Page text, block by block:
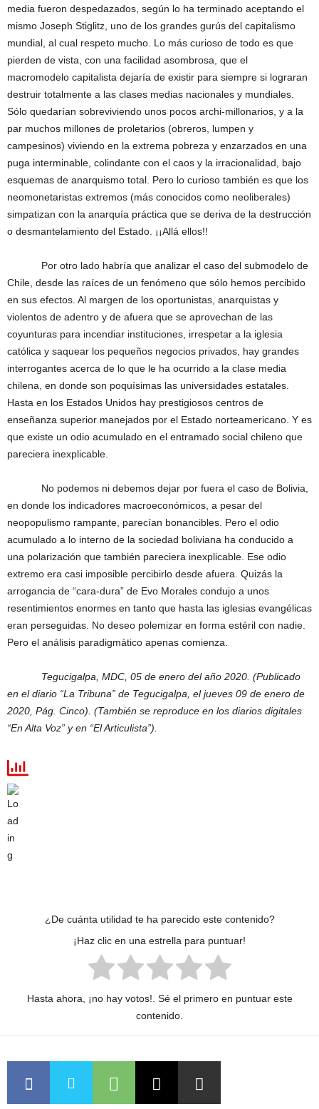
media fueron despedazados, según lo ha terminado aceptando el
mismo Joseph Stiglitz, uno de los grandes gurús del capitalismo
mundial, al cual respeto mucho. Lo más curioso de todo es que
pierden de vista, con una facilidad asombrosa, que el
macromodelo capitalista dejaría de existir para siempre si lograran
destruir totalmente a las clases medias nacionales y mundiales.
Sólo quedarían sobreviviendo unos pocos archi-millonarios, y a la
par muchos millones de proletarios (obreros, lumpen y
campesinos) viviendo en la extrema pobreza y enzarzados en una
puga interminable, colindante con el caos y la irracionalidad, bajo
esquemas de anarquismo total. Pero lo curioso también es que los
neomonetaristas extremos (más conocidos como neoliberales)
simpatizan con la anarquía práctica que se deriva de la destrucción
o desmantelamiento del Estado. ¡¡Allá ellos!!
Por otro lado habría que analizar el caso del submodelo de
Chile, desde las raíces de un fenómeno que sólo hemos percibido
en sus efectos. Al margen de los oportunistas, anarquistas y
violentos de adentro y de afuera que se aprovechan de las
coyunturas para incendiar instituciones, irrespetar a la iglesia
católica y saquear los pequeños negocios privados, hay grandes
interrogantes acerca de lo que le ha ocurrido a la clase media
chilena, en donde son poquísimas las universidades estatales.
Hasta en los Estados Unidos hay prestigiosos centros de
enseñanza superior manejados por el Estado norteamericano. Y es
que existe un odio acumulado en el entramado social chileno que
pareciera inexplicable.
No podemos ni debemos dejar por fuera el caso de Bolivia,
en donde los indicadores macroeconómicos, a pesar del
neopopulismo rampante, parecían bonancibles. Pero el odio
acumulado a lo interno de la sociedad boliviana ha conducido a
una polarización que también pareciera inexplicable. Ese odio
extremo era casi imposible percibirlo desde afuera. Quizás la
arrogancia de “cara-dura” de Evo Morales condujo a unos
resentimientos enormes en tanto que hasta las iglesias evangélicas
eran perseguidas. No deseo polemizar en forma estéril con nadie.
Pero el análisis paradigmático apenas comienza.
Tegucigalpa, MDC, 05 de enero del año 2020. (Publicado
en el diario “La Tribuna” de Tegucigalpa, el jueves 09 de enero de
2020, Pág. Cinco). (También se reproduce en los diarios digitales
“En Alta Voz” y en “El Articulista”).
¿De cuánta utilidad te ha parecido este contenido?
¡Haz clic en una estrella para puntuar!
Hasta ahora, ¡no hay votos!. Sé el primero en puntuar este
contenido.